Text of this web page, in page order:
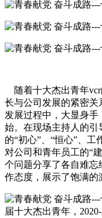
随着十大杰出青年
长与公司发展的紧密关
发展过程中，大显身
始。在现场主持人的
的“初心”、“恒心”、工
对公司和青年员工的“
个问题分享了各自难忘
作态度，展示了饱满的
届十大杰出青年 ，